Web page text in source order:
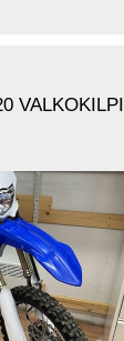
VALKOKILPI